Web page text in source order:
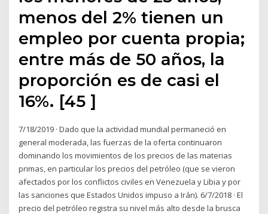
menos del 2% tienen un
empleo por cuenta propia;
entre más de 50 años, la
proporción es de casi el
16%. [45 ]
7/18/2019 · Dado que la actividad mundial permaneció en
general moderada, las fuerzas de la oferta continuaron
dominando los movimientos de los precios de las materias
primas, en particular los precios del petróleo (que se vieron
afectados por los conflictos civiles en Venezuela y Libia y por
las sanciones que Estados Unidos impuso a Irán). 6/7/2018 · El
precio del petróleo registra su nivel más alto desde la brusca